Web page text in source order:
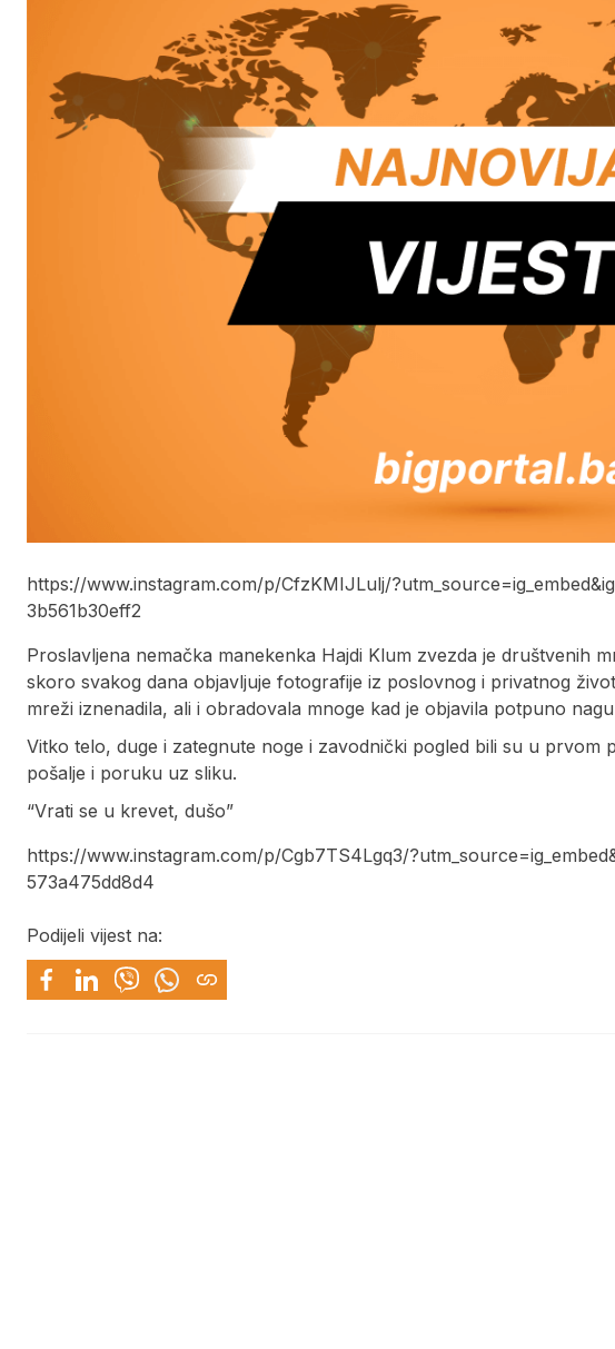
https://www.instagram.com/p/CfzKMIJLulj/
3b561b30eff2
Proslavljena nemačka manekenka Hajdi Klum zvezda je društvenih
skoro svakog dana objavljuje fotografije iz poslovnog i privatnog
mreži iznenadila, ali i obradovala mnoge kad je objavila potpuno
Vitko telo, duge i zategnute noge i zavodnički pogled bili su u prvom
pošalje i poruku uz sliku.
“Vrati se u krevet, dušo”
https://www.instagram.com/p/Cgb7TS4Lgq3/
573a475dd8d4
Podijeli vijest na: